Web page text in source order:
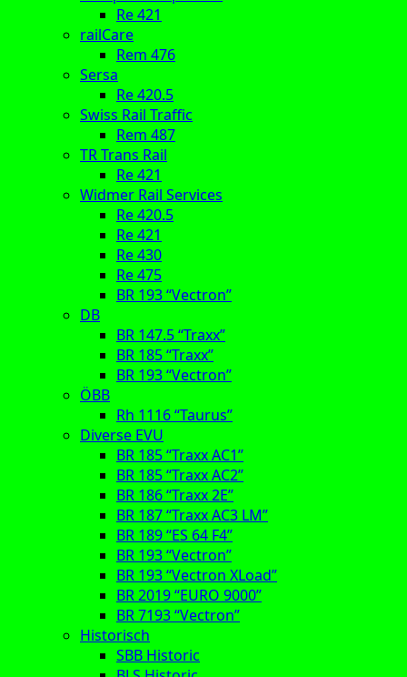
Re 421
railCare
Rem 476
Sersa
Re 420.5
Swiss Rail Traffic
Rem 487
TR Trans Rail
Re 421
Widmer Rail Services
Re 420.5
Re 421
Re 430
Re 475
BR 193 “Vectron”
DB
BR 147.5 “Traxx”
BR 185 “Traxx”
BR 193 “Vectron”
ÖBB
Rh 1116 “Taurus”
Diverse EVU
BR 185 “Traxx AC1”
BR 185 “Traxx AC2”
BR 186 “Traxx 2E”
BR 187 “Traxx AC3 LM”
BR 189 “ES 64 F4”
BR 193 “Vectron”
BR 193 “Vectron XLoad”
BR 2019 “EURO 9000”
BR 7193 “Vectron”
Historisch
SBB Historic